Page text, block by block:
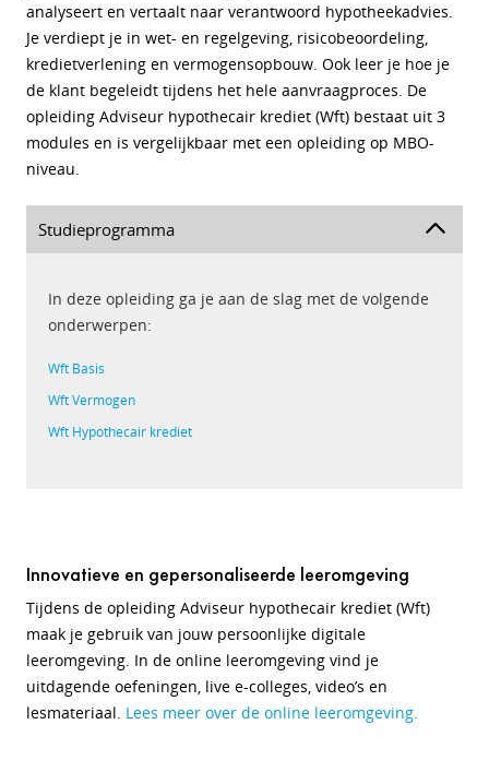
analyseert en vertaalt naar verantwoord hypotheekadvies.
Je verdiept je in wet- en regelgeving, risicobeoordeling,
kredietverlening en vermogensopbouw. Ook leer je hoe je
de klant begeleidt tijdens het hele aanvraagproces. De
opleiding Adviseur hypothecair krediet (Wft) bestaat uit 3
modules en is vergelijkbaar met een opleiding op MBO-
niveau.
Studieprogramma
In deze opleiding ga je aan de slag met de volgende
onderwerpen:
Wft Basis
Wft Vermogen
Wft Hypothecair krediet
Innovatieve en gepersonaliseerde leeromgeving
Tijdens de opleiding Adviseur hypothecair krediet (Wft)
maak je gebruik van jouw persoonlijke digitale
leeromgeving. In de online leeromgeving vind je
uitdagende oefeningen, live e-colleges, video’s en
lesmateriaal. Lees meer over de online leeromgeving.